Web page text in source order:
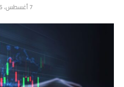
7 أغسطس، 2026